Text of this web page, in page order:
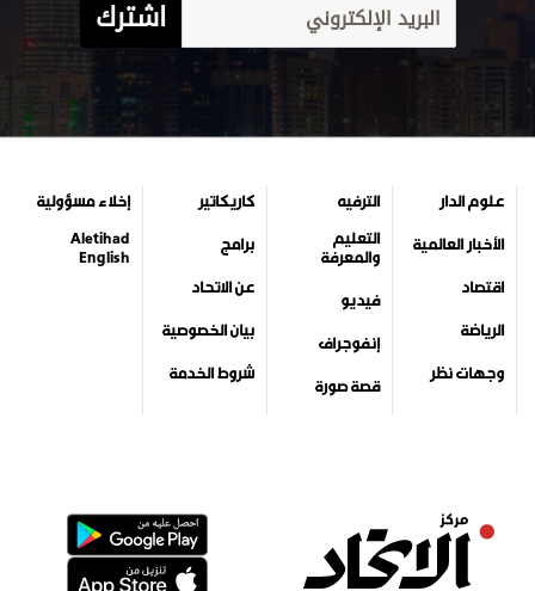
اشترك
علوم الدار
الأخبار العالمية
اقتصاد
الرياضة
وجهات نظر
الترفيه
التعليم
والمعرفة
فيديو
إنفوجراف
قصة صورة
كاريكاتير
برامج
عن الاتحاد
بيان الخصوصية
شروط الخدمة
إخلاء مسؤولية
Aletihad
English